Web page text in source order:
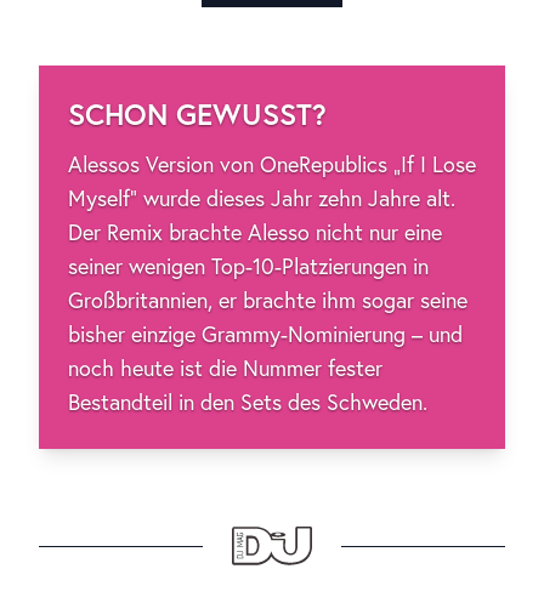
SCHON GEWUSST?
Alessos Version von OneRepublics „If I Lose
Myself“ wurde dieses Jahr zehn Jahre alt.
Der Remix brachte Alesso nicht nur eine
seiner wenigen Top-10-Platzierungen in
Großbritannien, er brachte ihm sogar seine
bisher einzige Grammy-Nominierung – und
noch heute ist die Nummer fester
Bestandteil in den Sets des Schweden.